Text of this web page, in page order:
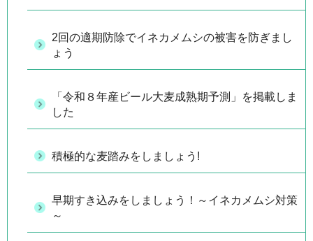
2回の適期防除でイネカメムシの被害を防ぎまし
ょう
「令和８年産ビール大麦成熟期予測」を掲載しま
した
積極的な麦踏みをしましょう!
早期すき込みをしましょう！～イネカメムシ対策
～